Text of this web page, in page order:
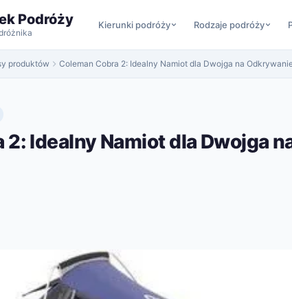
Podróży Kierunki podróży Rodzaje podróży
produktów Coleman Cobra 2: Idealny Namiot dla Dwojga na
2: Idealny Namiot dla Dwojga